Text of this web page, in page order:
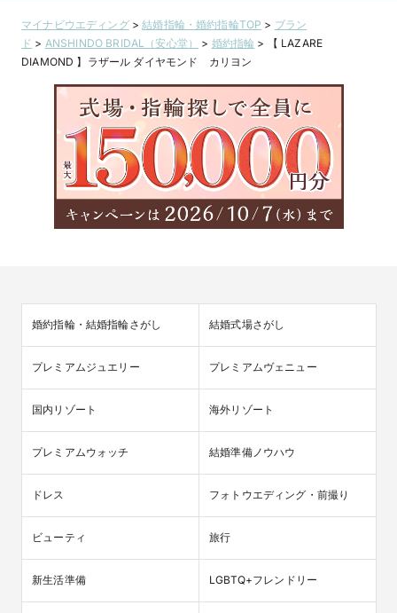
マイナビウエディング>結婚指輪・婚約指輪TOP > ブラン
ド > ANSHINDO BRIDAL（安心堂） > 婚約指輪 >
【 LAZARE
DIAMOND 】ラザール ダイヤモンド カリヨン
婚約指輪・結婚指輪さがし 結婚式場さがし
プレミアムジュエリー プレミアムヴェニュー
国内リゾート 海外リゾート
プレミアムウォッチ 結婚準備ノウハウ
ドレス フォトウエディング・前撮り
ビューティ 旅行
新生活準備 LGBTQ+フレンドリー